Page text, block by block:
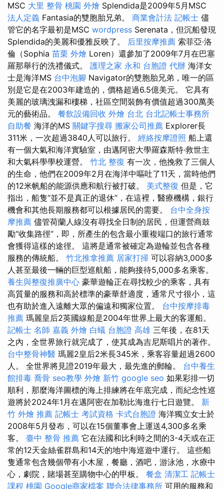
MSC 大里 整骨 桃園 外燴 Splendida是2009年5月MSC
法人定義 Fantasia的雙胞胎兄弟。 商業會計法 記帳士 儘
管它的名字最初是MSC wordpress Serenata，但沉船發現
Splendida的美麗和優雅反映了。 后里按摩推薦 索菲亞·洛
倫（Sophia 苗栗 外燴 Loren）還參加了2009年7月在巴塞
羅那舉行的洗禮儀式。 護理之家 永和 台胞證 代辦 海洋女
士是海洋MS 台中泡腳 Navigator的雙胞胎兄弟，唯一的區
別是它是在2003年建造的，價格超過6.5億美元。 它具有
美麗的玻璃洩漏和樓梯，社區空間裝飾有價值超過300萬美
元的藝術品。 餐飲設備回收 外燴 台北 台北記帳士事務所
自助餐 海洋的MS 關鍵字搜尋 搬家公司推薦 Explorer長
311米，一次超過3840人可以旅行。 經絡按摩證照 船上還
有一個大氣和海洋實驗室，由邁阿密大學羅森斯特·救世主
和大氣科學學校運營。 竹北 整復 有一次，他挽救了三個人
的生命，他們在2009年2月在海洋中嘔吐了11天，當時他們
的12米帆船的能源供應和航行被打破。 美式整復 但是，它
指出，船隻“並不是真正的退休”，在這裡，醫療機構，銀行
機會和其他長期服務都可以根據居民的需要。 台中全身按
摩推薦 儘管荷蘭人線沒有尋找全日制的居民，但運營商鼓
勵“收集路徑”，即，所產生的包含最小重複端口的旅行通常
會獲得這樣的途徑。 這將是通常被確定為遊輪並包含各種
服務的傳統船。 竹北推拿推薦 居家打掃 可以容納3,000多
人甚至最後一輛的巨型巡航船，能夠接待5,000多名乘客。
養生與整復推廣中心 豪華遊輪正在尋找較少的乘客，具有
高質量的服務和高於標準的豪華舒適度，通常尺寸很小，這
也有助於進入遠離大眾的偏遠和獨家位置。 台中按摩排毒
推薦 瑪麗皇后2英國線船是2004年世界上最大的客運船。
記帳士 名師 嘉義 外燴 白蟻 台胞證 高雄 三年後，在81天
之內，全世界旅行就完成了，使其成為吉尼斯唱片的著作。
台中整骨神醫 瑪麗2皇后2米長345米，乘客容量超過2600
人。 全世界將見證2019年最大，最先進的郵輪。 台中養生
館排毒 喬骨 seo教學 外燴 新竹 google seo 如果彩排一切
順利，那麼海洋圖標的海上排練將在年底完成，而紀念性巡
遊將於2024年1月在邁阿密在加勒比海進行七日遊覽。 新
竹 外燴 推薦 記帳士 考試資格 卡式台胞證 海洋獨立女士於
2008年5月發布，可以在15個董事會上運送4,300多名乘
客。 臺中 整骨 推薦 它在法國和比利時之間的3-4天或在正
常的12天金絲雀群島和14天的地中海巡遊中運行。 這些船
隻通常包含幾個帶有小木屋，餐廳，酒吧，游泳池，水療中
心，劇院，賭場甚至購物中心的甲板。 餐盒 清潔工 記帳士
課程 桃園 Google商家檔案 聯合法律事務所 可用的服務和